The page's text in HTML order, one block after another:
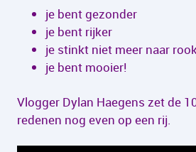
je bent gezonder
je bent rijker
je stinkt niet meer naar
je bent mooier!
Vlogger Dylan Haegens zet de
redenen nog even op een rij.